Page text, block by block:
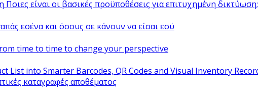
Ποιες είναι οι βασικές προϋποθέσεις για επιτυχημένη δικτύωση;
εσένα και όσους σε κάνουν να είσαι εσύ
time to time to change your perspective
καταγραφές αποθέματος